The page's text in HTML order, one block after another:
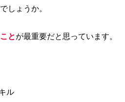
しょうか。
とが最重要だと思っています。
ル